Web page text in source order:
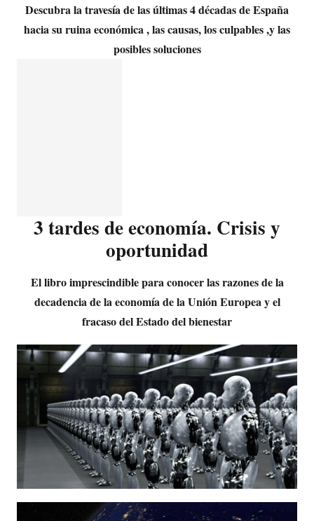
Descubra la travesía de las últimas 4 décadas de España
hacia su ruina económica , las causas, los culpables ,y las
posibles soluciones
3 tardes de economía. Crisis y
oportunidad
El libro imprescindible para conocer las razones de la
decadencia de la economía de la Unión Europea y el
fracaso del Estado del bienestar